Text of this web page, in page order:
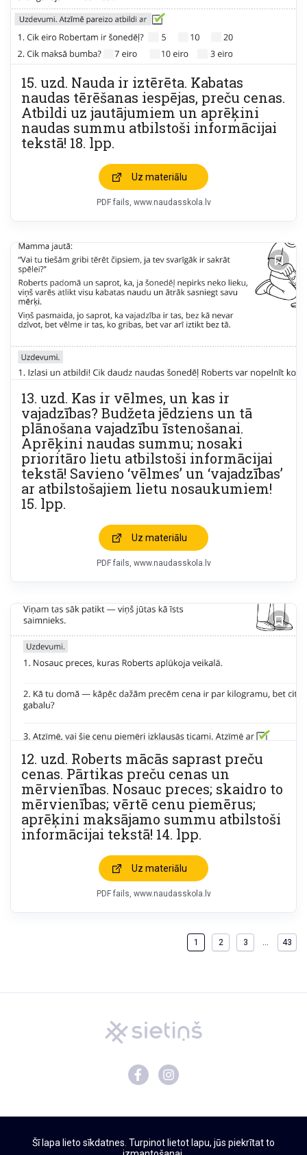
15. uzd. Nauda ir iztērēta. Kabatas
naudas tērēšanas iespējas, preču cenas.
Atbildi uz jautājumiem un aprēķini
naudas summu atbilstoši informācijai
tekstā! 18. lpp.
Uz materiālu
PDF fails www.naudasskola.lv
13. uzd. Kas ir vēlmes, un kas ir
vajadzības? Budžeta jēdziens un tā
plānošana vajadzību īstenošanai.
Aprēķini naudas summu; nosaki
prioritāro lietu atbilstoši informācijai
tekstā! Savieno ‘vēlmes’ un ‘vajadzības’
ar atbilstošajiem lietu nosaukumiem!
15. lpp.
Uz materiālu
PDF fails www.naudasskola.lv
12. uzd. Roberts mācās saprast preču
cenas. Pārtikas preču cenas un
mērvienības. Nosauc preces; skaidro to
mērvienības; vērtē cenu piemērus;
aprēķini maksājamo summu atbilstoši
informācijai tekstā! 14. lpp.
Uz materiālu
PDF fails www.naudasskola.lv
1 2 3 43
Šī lapa lieto sīkdatnes. Turpinot lietot lapu, jūs piekrītat to
Par Sietiņu